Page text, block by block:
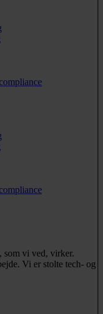
som vi ved, virker.
Vi er stolte tech- og